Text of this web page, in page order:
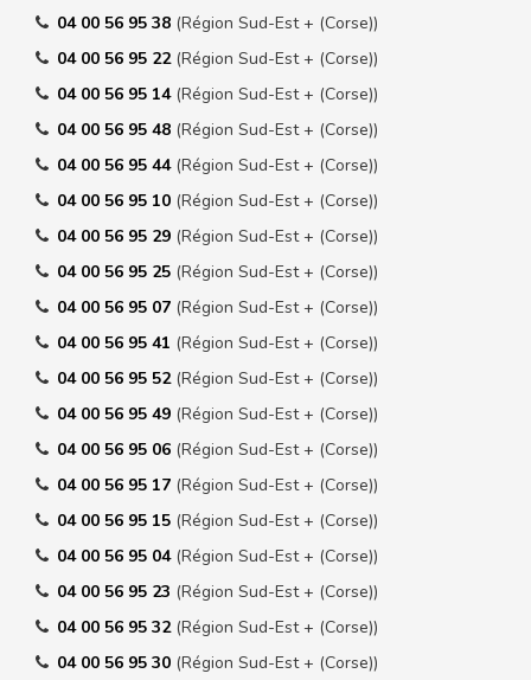
04 00 56 95 38 (Région Sud-Est + (Corse))
04 00 56 95 22 (Région Sud-Est + (Corse))
04 00 56 95 14 (Région Sud-Est + (Corse))
04 00 56 95 48 (Région Sud-Est + (Corse))
04 00 56 95 44 (Région Sud-Est + (Corse))
04 00 56 95 10 (Région Sud-Est + (Corse))
04 00 56 95 29 (Région Sud-Est + (Corse))
04 00 56 95 25 (Région Sud-Est + (Corse))
04 00 56 95 07 (Région Sud-Est + (Corse))
04 00 56 95 41 (Région Sud-Est + (Corse))
04 00 56 95 52 (Région Sud-Est + (Corse))
04 00 56 95 49 (Région Sud-Est + (Corse))
04 00 56 95 06 (Région Sud-Est + (Corse))
04 00 56 95 17 (Région Sud-Est + (Corse))
04 00 56 95 15 (Région Sud-Est + (Corse))
04 00 56 95 04 (Région Sud-Est + (Corse))
04 00 56 95 23 (Région Sud-Est + (Corse))
04 00 56 95 32 (Région Sud-Est + (Corse))
04 00 56 95 30 (Région Sud-Est + (Corse))